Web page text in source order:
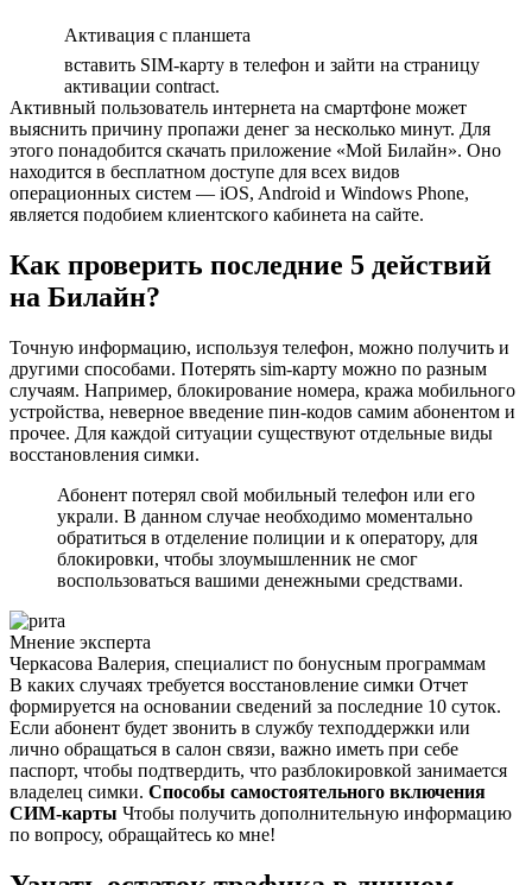
Активация с планшета
вставить SIM-карту в телефон и зайти на страницу
активации contract.
Активный пользователь интернета на смартфоне может
выяснить причину пропажи денег за несколько минут. Для
этого понадобится скачать приложение «Мой Билайн». Оно
находится в бесплатном доступе для всех видов
операционных систем — iOS, Android и Windows Phone,
является подобием клиентского кабинета на сайте.
Как проверить последние 5 действий
на Билайн?
Точную информацию, используя телефон, можно получить и
другими способами. Потерять sim-карту можно по разным
случаям. Например, блокирование номера, кража мобильного
устройства, неверное введение пин-кодов самим абонентом и
прочее. Для каждой ситуации существуют отдельные виды
восстановления симки.
Абонент потерял свой мобильный телефон или его
украли. В данном случае необходимо моментально
обратиться в отделение полиции и к оператору, для
блокировки, чтобы злоумышленник не смог
воспользоваться вашими денежными средствами.
Мнение эксперта
Черкасова Валерия, специалист по бонусным программам
В каких случаях требуется восстановление симки Отчет
формируется на основании сведений за последние 10 суток.
Если абонент будет звонить в службу техподдержки или
лично обращаться в салон связи, важно иметь при себе
паспорт, чтобы подтвердить, что разблокировкой занимается
владелец симки. Способы самостоятельного включения
СИМ-карты Чтобы получить дополнительную информацию
по вопросу, обращайтесь ко мне!